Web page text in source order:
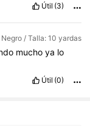
Útil (3)
/ Talla: 10 yardas
mucho ya lo
Útil (0)